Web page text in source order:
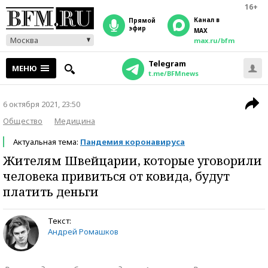
16+
Москва
прямой
эфир
Канал в
MAX
max.ru/bfm
МЕНЮ Telegram
t.me/BFMnews
6 октября 2021, 23:50
Общество
Медицина
Актуальная тема: Пандемия коронавируса
Жителям Швейцарии, которые уговорили
человека привиться от ковида, будут
платить деньги
Текст:
Андрей Ромашков